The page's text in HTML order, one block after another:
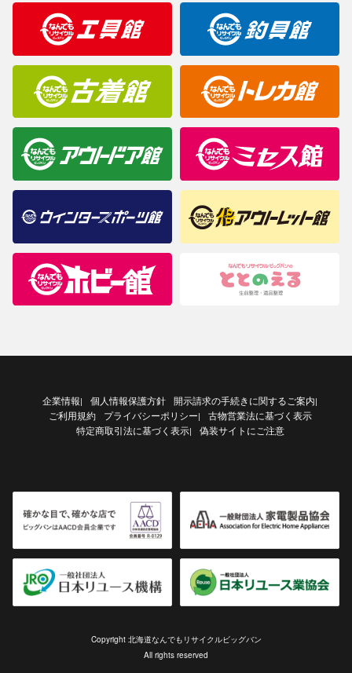
明なことがありましたらご購入前にお問い合わせください。
商品について
企業情報| 個人情報保護方針 開示請求の手続きに関するご案内|
ご利用規約 プライバシーポリシー|
古物営業法に基づく表示
特定商取引法に基づく表示| 偽装サイトにご注意
Copyright 北海道なんでもリサイクルビッグバン
All rights reserved